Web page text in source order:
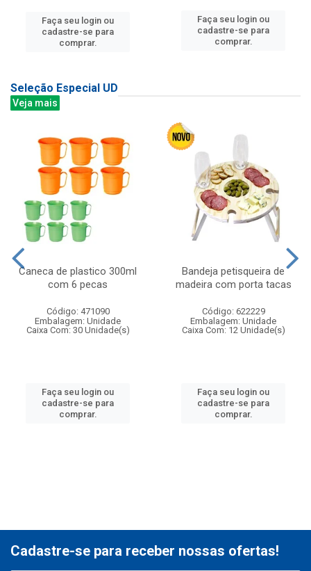
Faça seu login ou
cadastre-se para
comprar.
Faça seu login ou
cadastre-se para
comprar.
Seleção Especial UD
Veja mais
Caneca de plastico 300ml
com 6 pecas
Código: 471090
Embalagem: Unidade
Caixa Com: 30 Unidade(s)
Faça seu login ou
cadastre-se para
comprar.
Bandeja petisqueira de
madeira com porta tacas
Código: 622229
Embalagem: Unidade
Caixa Com: 12 Unidade(s)
Faça seu login ou
cadastre-se para
comprar.
Cadastre-se para receber nossas ofertas!